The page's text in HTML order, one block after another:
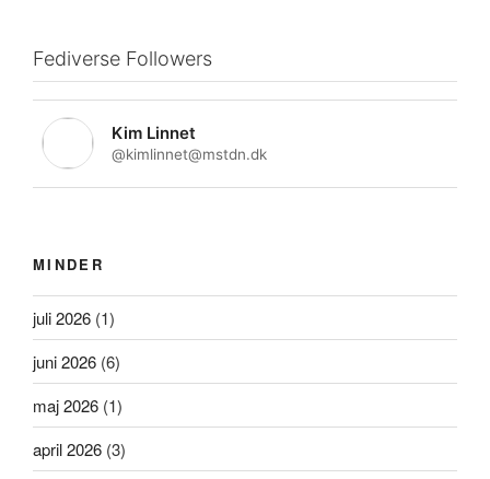
Fediverse Followers
Kim Linnet
@kimlinnet@mstdn.dk
MINDER
juli 2026 (1)
juni 2026 (6)
maj 2026 (1)
april 2026 (3)